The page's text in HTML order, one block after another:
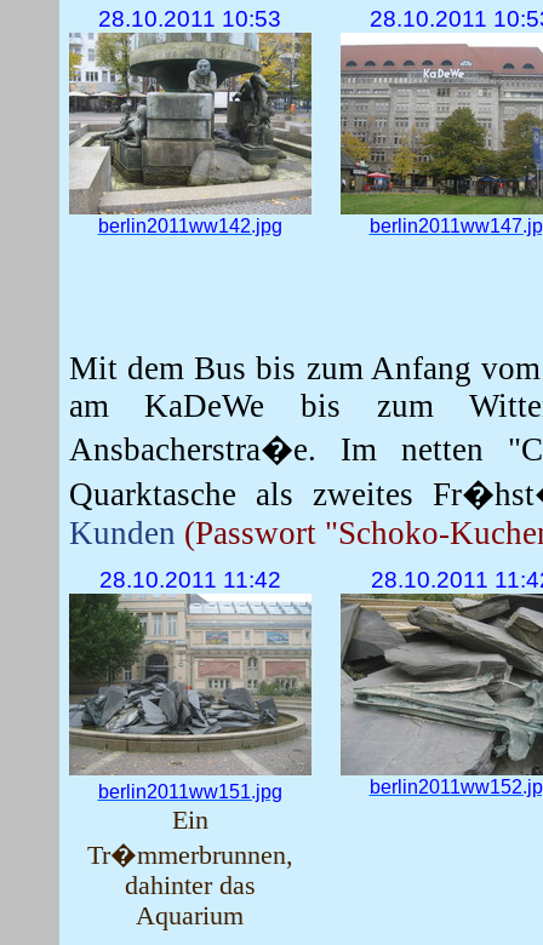
28.10.2011 10:53
berlin2011ww142.jpg
28.10.2011
Mit dem Bus bis zum Anfang
am KaDeWe bis zum
Ansbacherstra�e. Im netten
Quarktasche als zweites
Kunden (Passwort "Schoko-
28.10.2011 11:42
berlin2011ww151.jpg
Ein
Tr�mmerbrunnen,
dahinter das
Aquarium
28.10.2011